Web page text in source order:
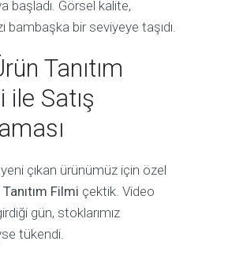
başladı. Görsel kalite,
bambaşka bir seviyeye taşıdı.
Tanıtım
ile Satış
çıkan ürünümüz için özel
Filmi çektik. Video
gün, stoklarımız
tükendi.